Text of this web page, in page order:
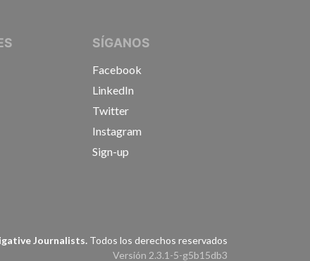
JOURNALISTSSÍGANOS
Facebook
LinkedIn
Twitter
Instagram
Sign-up
Journalists. Todos los derechos reservados
Versión 2.3.1-5-g5b15db3